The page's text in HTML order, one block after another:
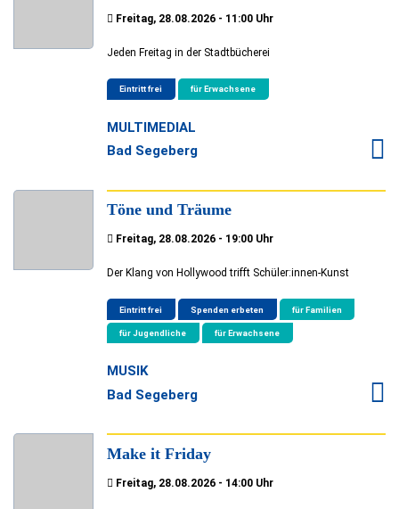
Freitag, 28.08.2026 - 11:00 Uhr
Jeden Freitag in der Stadtbücherei
Eintritt frei für Erwachsene
MULTIMEDIAL
Bad Segeberg
Töne und Träume
Freitag, 28.08.2026 - 19:00 Uhr
Der Klang von Hollywood trifft Schüler:innen-Kunst
Eintritt frei Spenden erbeten für Familien
für Jugendliche für Erwachsene
MUSIK
Bad Segeberg
Make it Friday
Freitag, 28.08.2026 - 14:00 Uhr